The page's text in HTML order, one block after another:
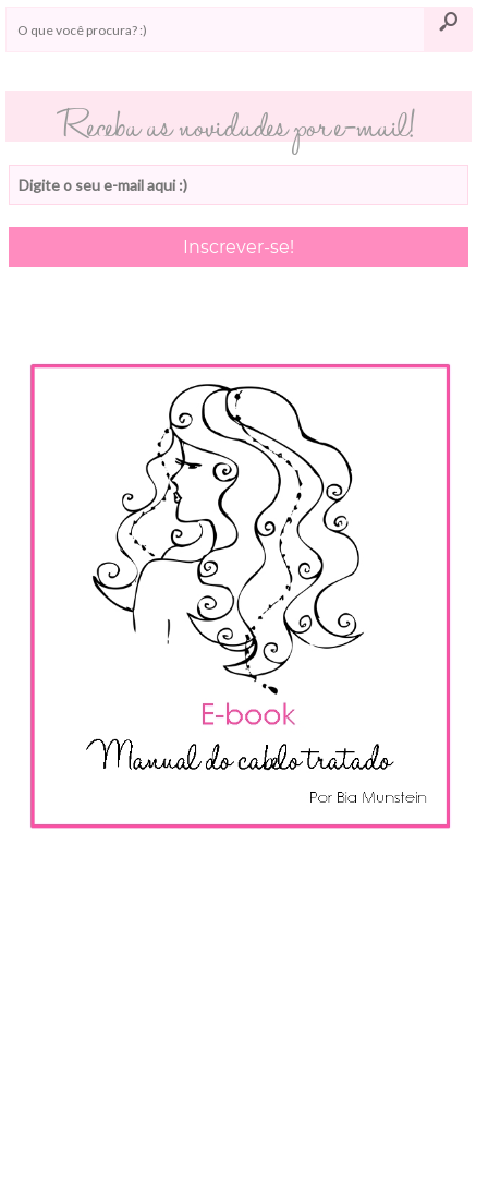
Receba as novidades por e-mail!